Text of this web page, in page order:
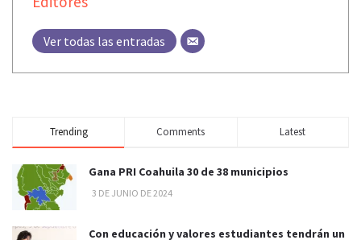
Ver todas las entradas
Trending Comments Latest
Gana PRI Coahuila 30 de 38 municipios
3 DE JUNIO DE 2024
Con educación y valores estudiantes tendrán un